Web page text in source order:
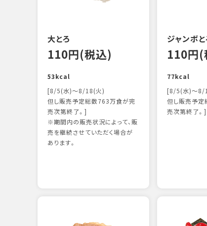
大とろ
110円(税込)
53kcal
[8/5(水)～8/18(火)
但し販売予定総数763万食が完
売次第終了。]
※期間内の販売状況によって、販
売を継続させていただく場合が
あります。
ジャンボ
110円(
77kcal
[8/5(水)～8/
但し販売予
売次第終了。]